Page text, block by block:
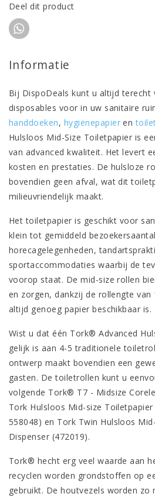
Deel dit product
Informatie
Bij DispoDeals kunt u altijd terecht
disposables voor in uw sanitaire
handdoeken, hygiënepapieren
Hulsloos Mid-Size Toiletpapier is
van advanced kwaliteit. Het levert
kosten en prestaties. De hulsloze
bovendien geen afval, wat dit
milieuvriendelijk maakt.
Het toiletpapier is geschikt voor
klein tot gemiddeld
horecagelegenheden,
sportaccommodaties waarbij de
voorop staat. De mid-size rollen
en zorgen, dankzij de rollengte
altijd genoeg papier beschikbaar is.
Wist u dat één Tork® Advanced
gelijk is aan 4-5 traditionele
ontwerp maakt bovendien een
gasten. De toiletrollen kunt u
volgende Tork® T7 - Midsize
Tork Hulsloos Mid-size
558048) en Tork Twin Hulsloos
Dispenser (472019).
Tork® hecht erg veel waarde aan
recyclen worden grondstoffen op
gebruikt. De houtvezels worden zo